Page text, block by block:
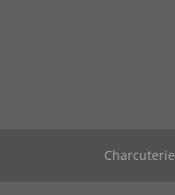
Charcuterie